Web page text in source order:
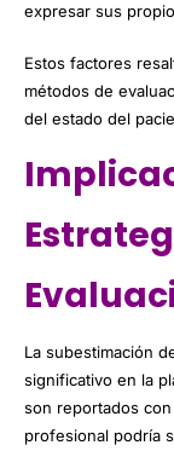
expresar sus
Estos factores
métodos de
del estado del
La subestimación
significativo en la
son reportados
profesional podría